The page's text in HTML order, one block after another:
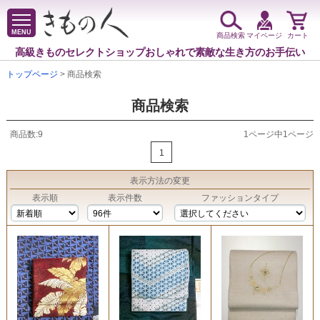
MENU
高級きものセレクトショップおしゃれで素敵な生き方のお手伝い
商品検索マイページ カート
トップページ > 商品検索
商品検索
商品数:9
1ページ中1ページ
1
表示方法の変更
表示順
表示件数 ファッションタイプ